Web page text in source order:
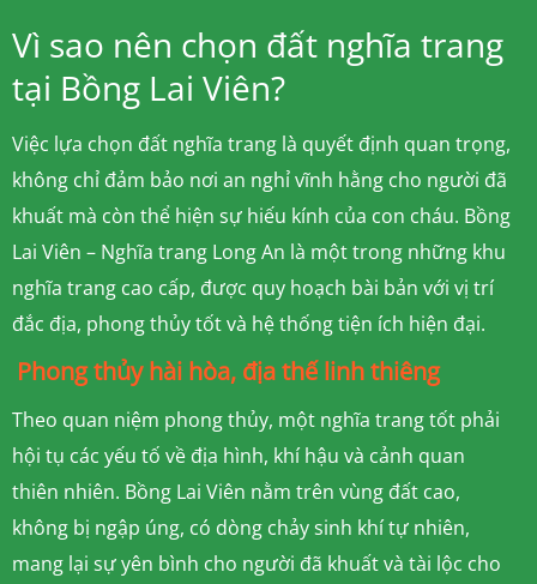
Vì sao nên chọn đất nghĩa trang
tại Bồng Lai Viên?
Việc lựa chọn đất nghĩa trang là quyết định quan trọng,
không chỉ đảm bảo nơi an nghỉ vĩnh hằng cho người đã
khuất mà còn thể hiện sự hiếu kính của con cháu. Bồng
Lai Viên – Nghĩa trang Long An là một trong những khu
nghĩa trang cao cấp, được quy hoạch bài bản với vị trí
đắc địa, phong thủy tốt và hệ thống tiện ích hiện đại.
Phong thủy hài hòa, địa thế linh thiêng
Theo quan niệm phong thủy, một nghĩa trang tốt phải
hội tụ các yếu tố về địa hình, khí hậu và cảnh quan
thiên nhiên. Bồng Lai Viên nằm trên vùng đất cao,
không bị ngập úng, có dòng chảy sinh khí tự nhiên,
mang lại sự yên bình cho người đã khuất và tài lộc cho